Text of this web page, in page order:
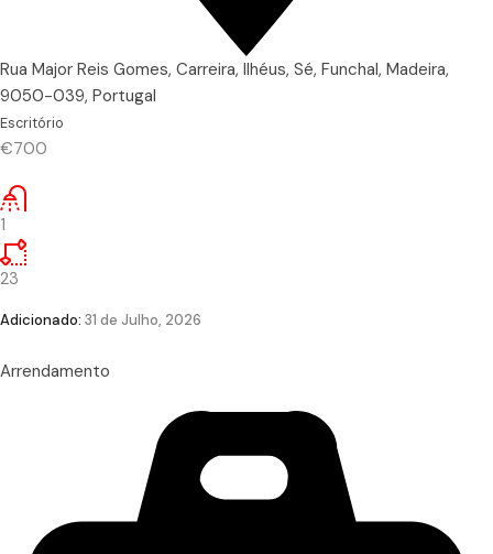
Rua Major Reis Gomes, Carreira, Ilhéus, Sé, Funchal, Madeira,
9050-039, Portugal
Escritório
€700
1
23
Adicionado: 31 de Julho, 2026
Arrendamento